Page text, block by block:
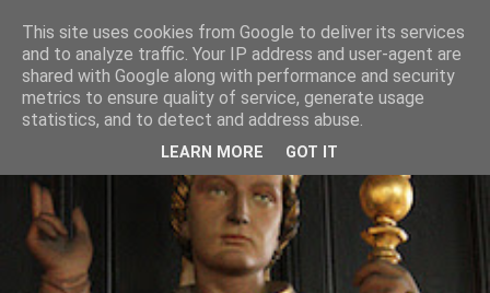
This site uses cookies from Google to deliver its services
and to analyze traffic. Your IP address and user-agent are
shared with Google along with performance and security
metrics to ensure quality of service, generate usage
statistics, and to detect and address abuse.
LEARN MORE GOT IT